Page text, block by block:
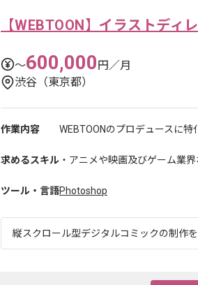
【WEBTOON】イラストディ
〜600,000円／月
渋谷（東京都）
作業内容 WEBTOONのプロデュースに
求めるスキル ・アニメや映画及びゲーム業
ツール・言語Photoshop
縦スクロール型デジタルコミックの制作